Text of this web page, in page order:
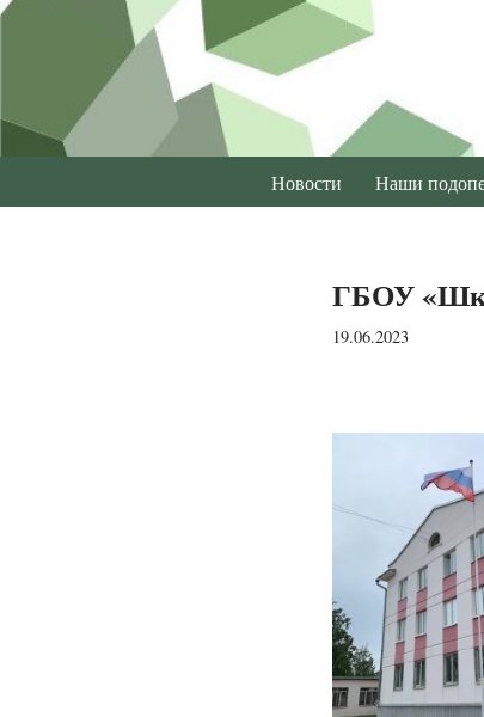
содержимому
Новости Наши
ГБОУ
19.06.2023